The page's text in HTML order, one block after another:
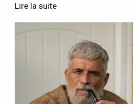
Lire la suite